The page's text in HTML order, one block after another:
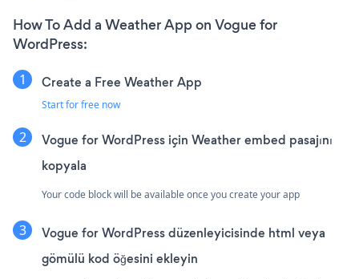
How To Add a Weather App on Vogue for
WordPress:
Create a Free Weather App
Start for free now
Vogue for WordPress için Weather embed pasajını
kopyala
Your code block will be available once you create your app
Vogue for WordPress düzenleyicisinde html veya
gömülü kod öğesini ekleyin